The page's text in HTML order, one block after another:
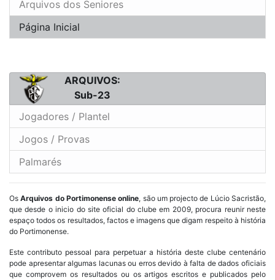
Arquivos dos Seniores
Página Inicial
ARQUIVOS:
Sub-23
Jogadores / Plantel
Jogos / Provas
Palmarés
OsArquivos do Portimonense online, são um projecto de Lúcio Sacristão,
que desde o inicio do site oficial do clube em 2009, procura reunir neste
espaço todos os resultados, factos e imagens que digam respeito à história
do Portimonense.
Este contributo pessoal para perpetuar a história deste clube centenário
pode apresentar algumas lacunas ou erros devido à falta de dados oficiais
que comprovem os resultados ou os artigos escritos e publicados pelo